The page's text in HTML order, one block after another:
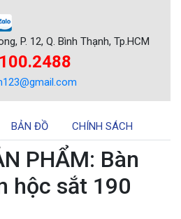
P. 12, Q. Bình Thạnh, Tp.HCM
BẢN ĐỒ CHÍNH SÁCH
PHẨM: Bàn
hộc sắt 190